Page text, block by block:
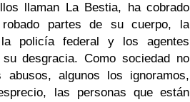
llaman La Bestia, ha cobrado
partes de su cuerpo, la
la policía federal y los agentes
desgracia. Como sociedad no
abusos, algunos los ignoramos,
las personas que están